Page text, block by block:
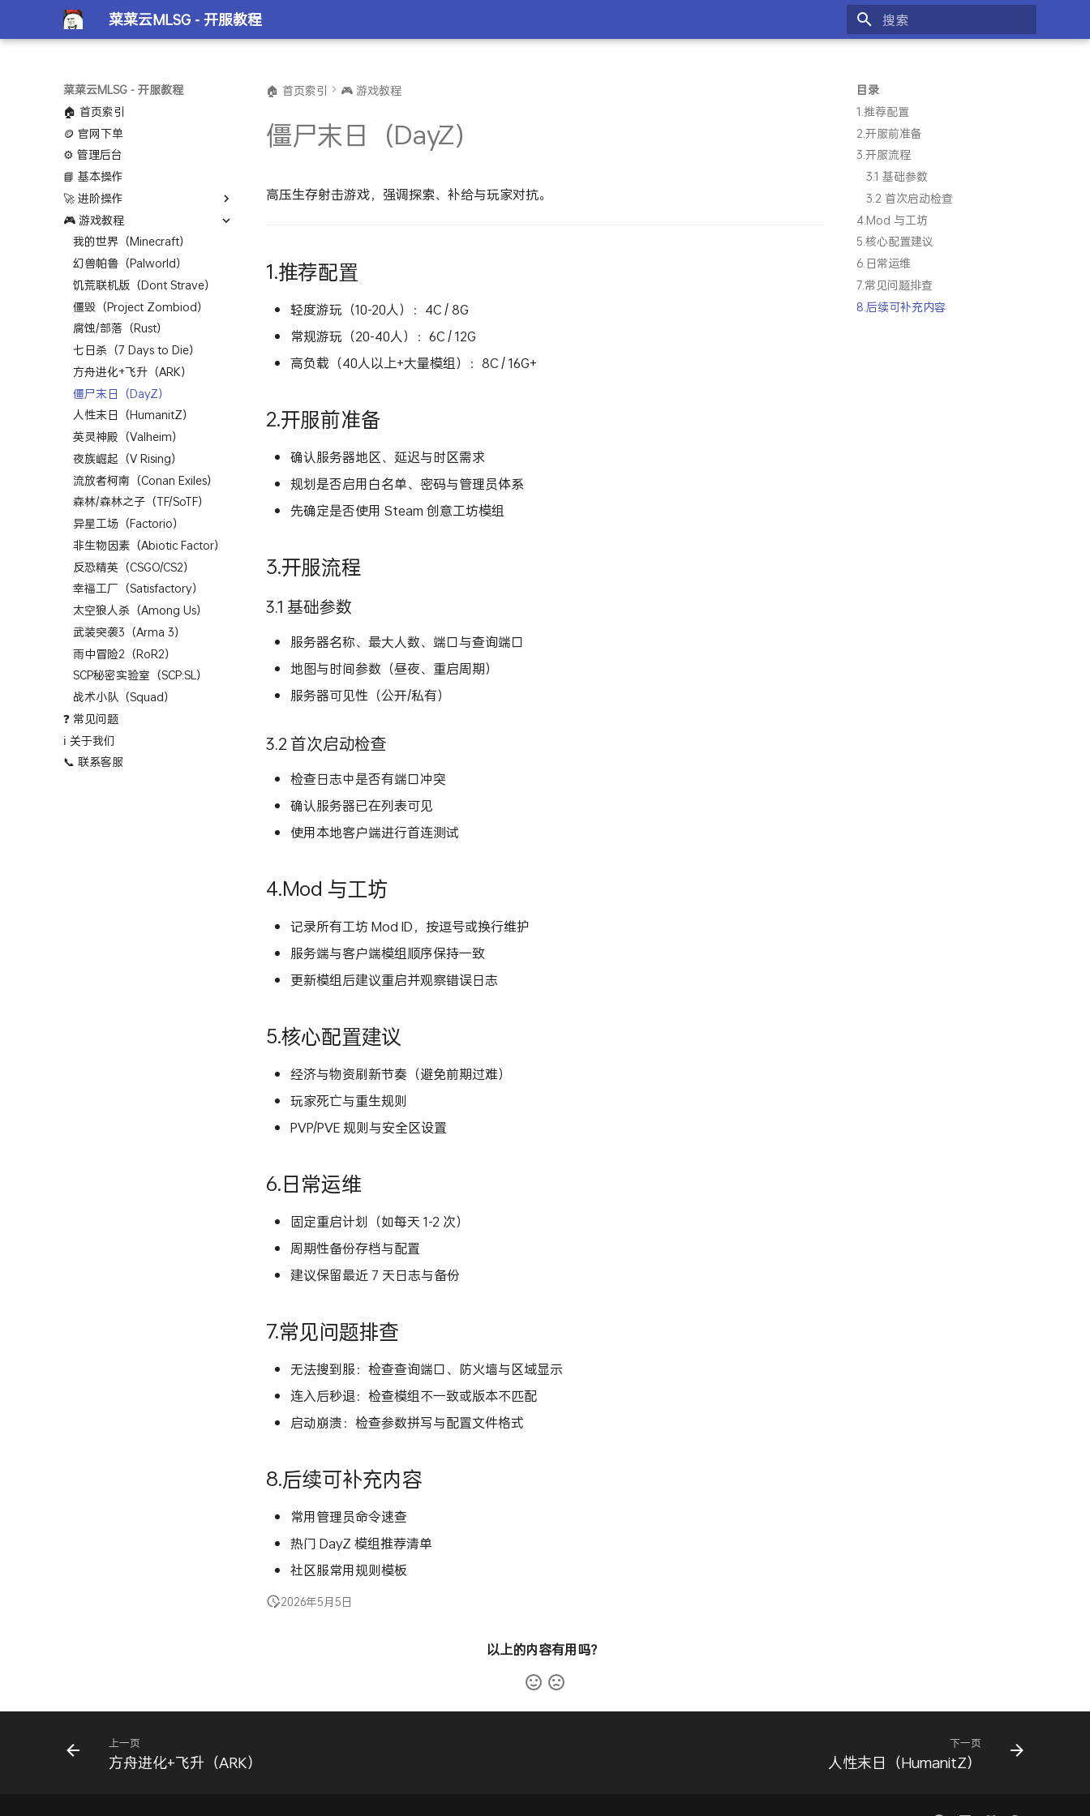
菜菜云MLSG - 开服教程
菜菜云MLSG - 开服教程
🏠 首页索引
🪙 官网下单
⚙️ 管理后台
📘 基本操作
🚀 进阶操作
🎮 游戏教程
我的世界（Minecraft）
幻兽帕鲁（Palworld）
饥荒联机版（Dont Strave）
僵毁（Project Zombiod）
腐蚀/部落（Rust）
七日杀（7 Days to Die）
方舟进化+飞升（ARK）
僵尸末日（DayZ）
人性末日（HumanitZ）
英灵神殿（Valheim）
夜族崛起（V Rising）
流放者柯南（Conan Exiles）
森林/森林之子（TF/SoTF）
异星工场（Factorio）
非生物因素（Abiotic Factor）
反恐精英（CSGO/CS2）
幸福工厂（Satisfactory）
太空狼人杀（Among Us）
武装突袭3（Arma 3）
雨中冒险2（RoR2）
SCP秘密实验室（SCP:SL）
战术小队（Squad）
❓ 常见问题
ℹ️ 关于我们
📞 联系客服
目录
1.推荐配置
2.开服前准备
3.开服流程
3.1 基础参数
3.2 首次启动检查
4.Mod 与工坊
5.核心配置建议
6.日常运维
7.常见问题排查
8.后续可补充内容
🏠 首页索引 🎮 游戏教程
僵尸末日（DayZ）
高压生存射击游戏，强调探索、补给与玩家对抗。
1.推荐配置
轻度游玩（10-20人）：4C / 8G
常规游玩（20-40人）：6C / 12G
高负载（40人以上+大量模组）：8C / 16G+
2.开服前准备
确认服务器地区、延迟与时区需求
规划是否启用白名单、密码与管理员体系
先确定是否使用 Steam 创意工坊模组
3.开服流程
3.1 基础参数
服务器名称、最大人数、端口与查询端口
地图与时间参数（昼夜、重启周期）
服务器可见性（公开/私有）
3.2 首次启动检查
检查日志中是否有端口冲突
确认服务器已在列表可见
使用本地客户端进行首连测试
4.Mod 与工坊
记录所有工坊 Mod ID，按逗号或换行维护
服务端与客户端模组顺序保持一致
更新模组后建议重启并观察错误日志
5.核心配置建议
经济与物资刷新节奏（避免前期过难）
玩家死亡与重生规则
PVP/PVE 规则与安全区设置
6.日常运维
固定重启计划（如每天 1-2 次）
周期性备份存档与配置
建议保留最近 7 天日志与备份
7.常见问题排查
无法搜到服：检查查询端口、防火墙与区域显示
连入后秒退：检查模组不一致或版本不匹配
启动崩溃：检查参数拼写与配置文件格式
8.后续可补充内容
常用管理员命令速查
热门 DayZ 模组推荐清单
社区服常用规则模板
2026年5月5日
以上的内容有用吗？
上一页
方舟进化+飞升（ARK）
下一页
人性末日（HumanitZ）